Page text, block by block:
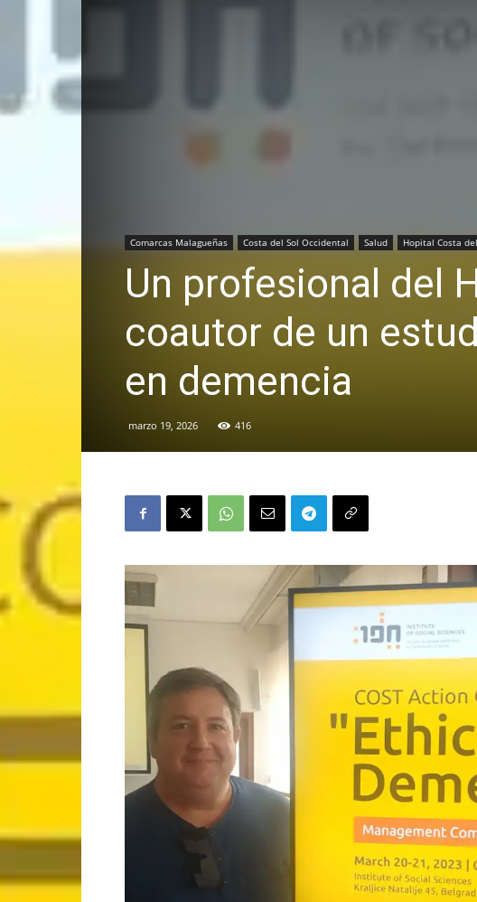
Comarcas Malagueñas Costa del Sol Occidental Salud Hopital Costa
Un profesional del
coautor de un
en demencia
marzo 19, 2026 416